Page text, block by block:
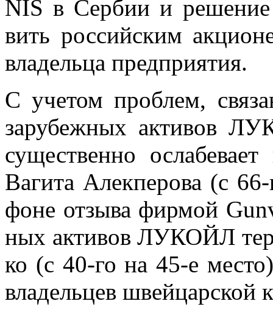
NIS в Сер­бии и ре­ше­ние
вить рос­сий­ским
вла­дель­ца пред­при­я­тия.
С уче­том про­блем,
за­ру­беж­ных ак­ти­вов
су­ще­ствен­но
Ва­ги­та Алек­пе­ро­ва (с
фоне от­зы­ва фир­мой
ных ак­ти­вов ЛУ­КОЙЛ
ко (с 40-го на 45-е
вла­дель­цев швей­цар­ской